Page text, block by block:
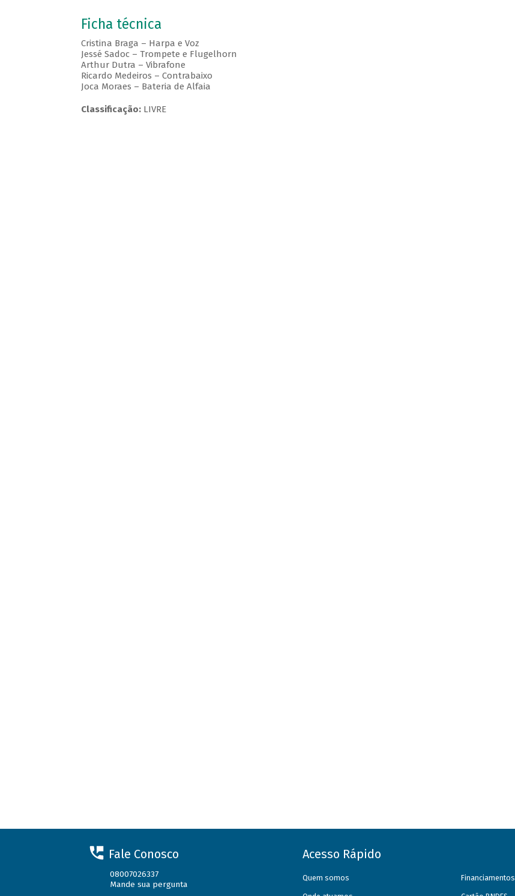
Ficha técnica
Cristina Braga – Harpa e Voz
Jessé Sadoc – Trompete e Flugelhorn
Arthur Dutra – Vibrafone
Ricardo Medeiros – Contrabaixo
Joca Moraes – Bateria de Alfaia
Classificação:LIVRE
Fale Conosco
08007026337
Mande sua pergunta
Acesso Rápido
Quem somos Financiamentos